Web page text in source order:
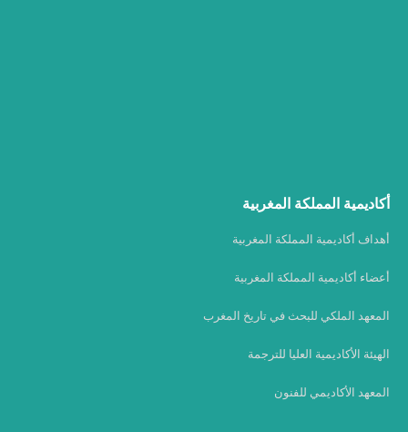
أكاديمية المملكة المغربية
أهداف أكاديمية المملكة المغربية
أعضاء أكاديمية المملكة المغربية
المعهد الملكي للبحث في تاريخ المغرب
الهيئة الأكاديمية العليا للترجمة
المعهد الأكاديمي للفنون